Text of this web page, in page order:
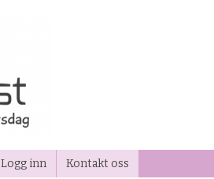
Logg inn Kontakt oss